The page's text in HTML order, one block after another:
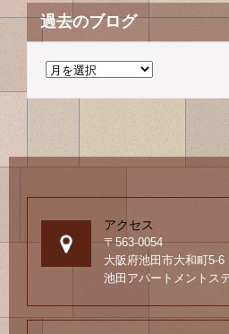
過去のブログ
過
の
ロ
グ
アクセス
〒563-0054
大阪府池田市大和町5-6
池田アパートメントス